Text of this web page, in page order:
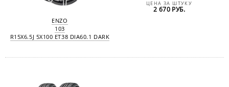
ENZO
103
R15X6.5J 5X100 ET38 DIA60.1 DARK
ЦЕНА ЗА ШТУКУ
2 670 РУБ.